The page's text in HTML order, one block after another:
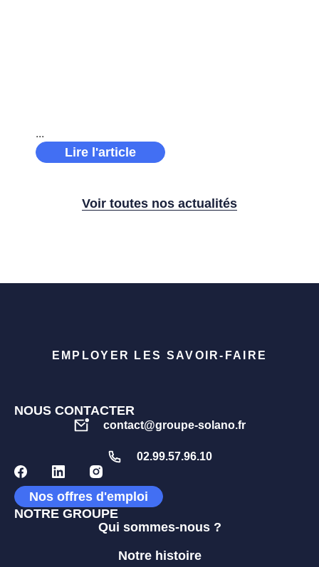
Lire l'article
Voir toutes nos actualités
EMPLOYER LES SAVOIR-FAIRE
NOUS CONTACTER
contact@groupe-solano.fr
02.99.57.96.10
Nos offres d'emploi
NOTRE GROUPE
Qui sommes-nous ?
Notre histoire